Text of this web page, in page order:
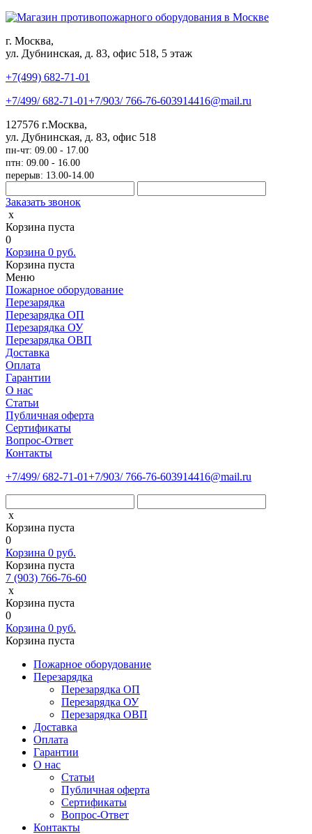
г. Москва,
ул. Дубнинская, д. 83, офис 518, 5 этаж
+7(499) 682-71-01
+7/499/682-71-01+7/903/766-76-603914416@mail.ru
127576 г.Москва,
ул. Дубнинская, д. 83, офис 518
пн-чт: 09.00 - 17.00
птн: 09.00 - 16.00
перерыв: 13.00-14.00
Заказать звонок
x
Корзина пуста
0
Корзина 0 руб.
Корзина пуста
Меню
Пожарное оборудование
Перезарядка
Перезарядка ОП
Перезарядка ОУ
Перезарядка ОВП
Доставка
Оплата
Гарантии
О нас
Статьи
Публичная оферта
Сертификаты
Вопрос-Ответ
Контакты
+7/499/682-71-01+7/903/766-76-603914416@mail.ru
x
Корзина пуста
0
Корзина 0 руб.
Корзина пуста
7 (903) 766-76-60
x
Корзина пуста
0
Корзина 0 руб.
Корзина пуста
Пожарное оборудование
Перезарядка
Перезарядка ОП
Перезарядка ОУ
Перезарядка ОВП
Доставка
Оплата
Гарантии
О нас
Статьи
Публичная оферта
Сертификаты
Вопрос-Ответ
Контакты